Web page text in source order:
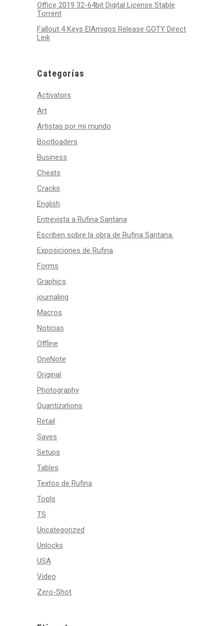
Office 2019 32-64bit Digital License Stable
Tоrrеnt
Fallout 4 Keys ElAmigos Release GOTY Direct
Link
Categorías
Activators
Art
Artistas por mi mundo
Bootloaders
Business
Cheats
Cracks
English
Entrevista a Rufina Santana
Escriben sobre la obra de Rufina Santana.
Exposiciones de Rufina
Forms
Graphics
journaling
Macros
Noticias
Offline
OneNote
Original
Photography
Quantizations
Retail
Saves
Setups
Tables
Textos de Rufina
Tools
TS
Uncategorized
Unlocks
USA
Video
Zero-Shot